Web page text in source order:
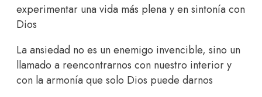
experimentar una vida más plena y en sintonía con
Dios
La ansiedad no es un enemigo invencible, sino un
llamado a reencontrarnos con nuestro interior y
con la armonía que solo Dios puede darnos